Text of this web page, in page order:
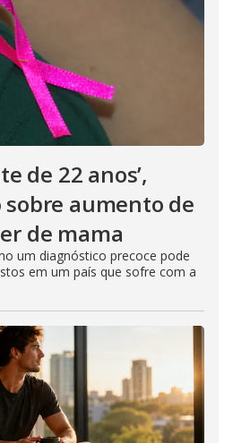
de 22 anos’,
aumento de
de mama
um diagnóstico precoce pode
em um país que sofre com a